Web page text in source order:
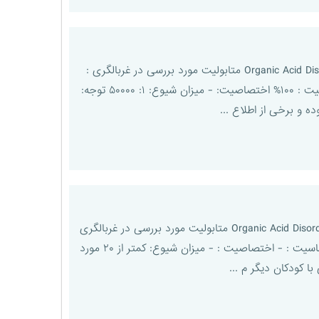
نام اختلال : ۳ – methylcrotonyl COA carboxylase deficiency مخفف : ۳MCC دسته بندی اختلال: Organic Acid Disorders متابولیت مورد بررسی در غربالگری :
افزایش C۵-OH ( acylcarnitine) روش مورد استفاده جهت غربالگری : Tandem mass spectrometry حساسیت : ۱۰۰% اختصاصیت: - میزان شیوع: ۱: ۵۰۰۰۰ توجه:
نام اختلال : ۲ – methylbutyryl COA dehydrogenase deficiency مخفف : ۲MBCD دسته بندی اختلال: Organic Acid Disorders متابولیت مورد بررسی در غربالگری
: افزایش (isovaleryl carnitine) C۵ روش مورد استفاده جهت غربالگری : Tandem mass spectrometry حساسیت : - اختصاصیت : - میزان شیوع: کمتر از ۲۰ مورد